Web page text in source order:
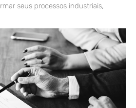
seus processos industriais,